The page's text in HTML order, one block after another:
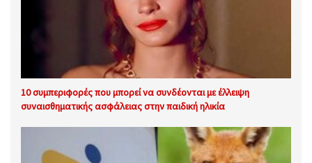
10 συμπεριφορές που μπορεί να συνδέονται με έλλειψη
συναισθηματικής ασφάλειας στην παιδική ηλικία